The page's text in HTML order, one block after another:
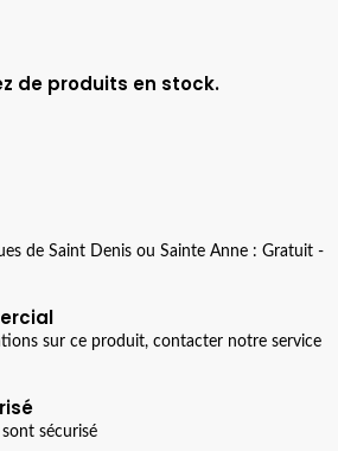
de produits en stock.
de Saint Denis ou Sainte Anne : Gratuit -
sur ce produit, contacter notre service
sont sécurisé